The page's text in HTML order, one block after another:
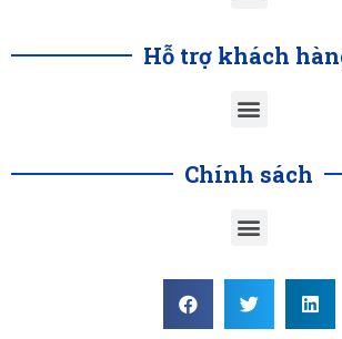
Hỗ trợ khách
Chính sách